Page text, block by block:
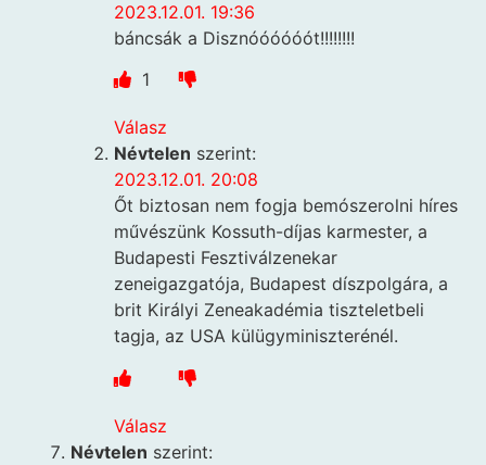
2023.12.01. 19:36
báncsák a Disznóóóóóót!!!!!!!!
1
Válasz
Névtelen szerint:
2023.12.01. 20:08
Őt biztosan nem fogja bemószerolni híres
művészünk Kossuth-díjas karmester, a
Budapesti Fesztiválzenekar
zeneigazgatója, Budapest díszpolgára, a
brit Királyi Zeneakadémia tiszteletbeli
tagja, az USA külügyminiszterénél.
Válasz
Névtelen szerint: